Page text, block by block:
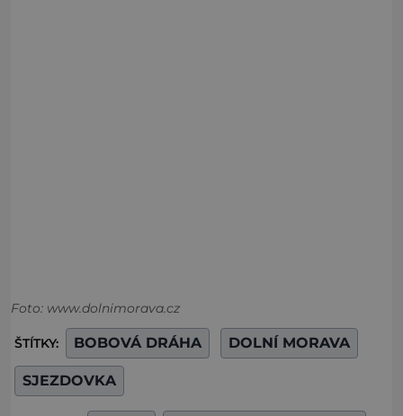
Foto: www.dolnimorava.cz
ŠTÍTKY: BOBOVÁ DRÁHA DOLNÍ MORAVA
SJEZDOVKA